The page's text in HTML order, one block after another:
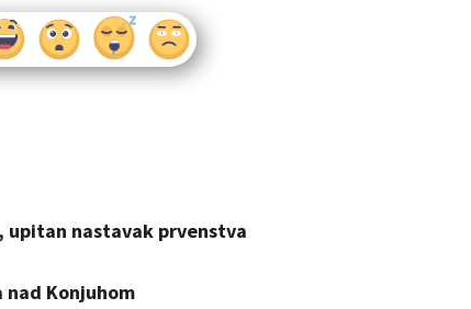
upitan nastavak prvenstva
nad Konjuhom